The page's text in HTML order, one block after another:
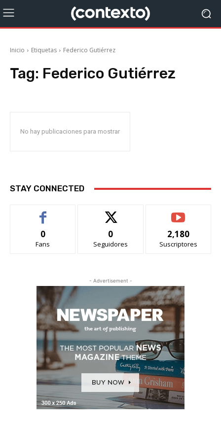
Inicio Etiquetas Federico Gutiérrez
Tag: Federico Gutiérrez
No hay publicaciones para mostrar
STAY CONNECTED
0
Fans
0
Seguidores
2,180
Suscriptores
- Advertisement -